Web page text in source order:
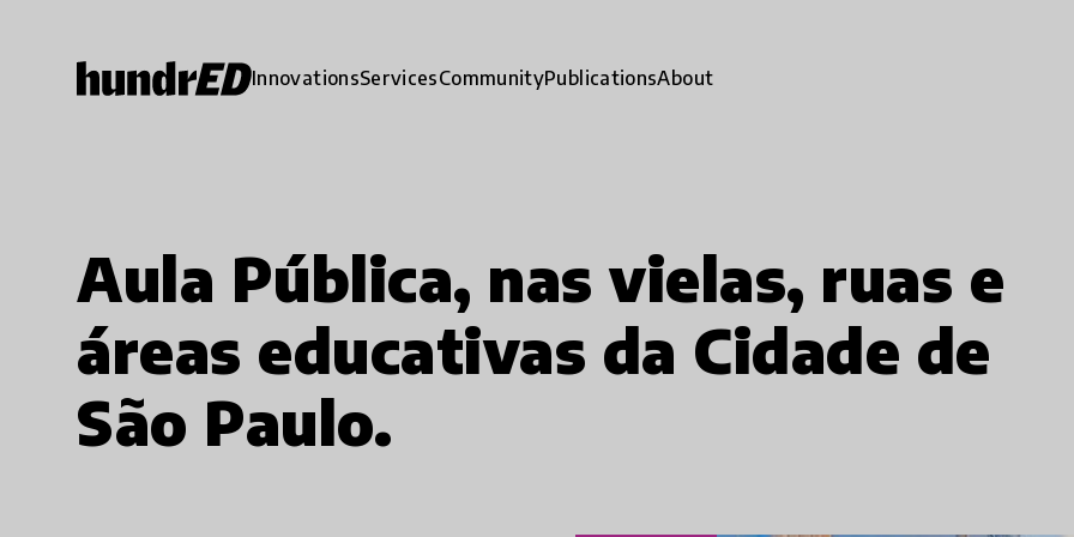
InnovationsServicesCommunityPublicationsAbout
Aula Pública, nas vielas, ruas e
áreas educativas da Cidade de
São Paulo.